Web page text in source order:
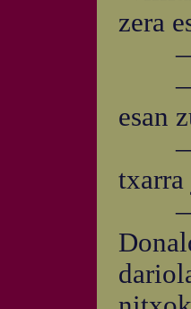
zera
esan